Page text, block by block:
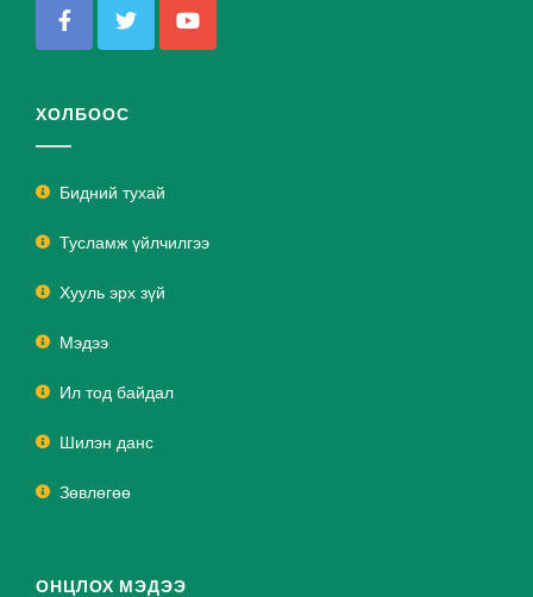
ХОЛБООС
Бидний тухай
Тусламж үйлчилгээ
Хууль эрх зүй
Мэдээ
Ил тод байдал
Шилэн данс
Зөвлөгөө
ОНЦЛОХ МЭДЭЭ